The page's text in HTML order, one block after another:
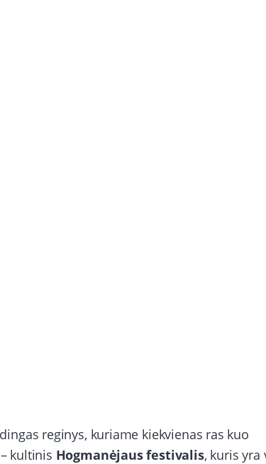
reginys, kuriame kiekvienas ras kuo
kultinis Hogmanėjaus festivalis, kuris yra